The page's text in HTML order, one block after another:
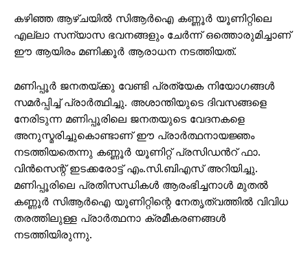
കഴിഞ്ഞ ആഴ്ചയിൽ സിആര്‍ഐ കണ്ണൂർ യൂണിറ്റിലെ
എല്ലാ സന്യാസ ഭവനങ്ങളും ചേർന്ന് ഒത്തൊരുമിച്ചാണ്
ഈ ആയിരം മണിക്കൂർ ആരാധന നടത്തിയത്.
മണിപ്പൂർ ജനതയ്ക്കു വേണ്ടി പ്രത്യേക നിയോഗങ്ങൾ
സമർപ്പിച്ച് പ്രാർത്ഥിച്ചു. അശാന്തിയുടെ ദിവസങ്ങളെ
നേരിടുന്ന മണിപ്പൂരിലെ ജനതയുടെ വേദനകളെ
അനുസ്മരിച്ചുകൊണ്ടാണ് ഈ പ്രാർത്ഥനായജ്ഞം
നടത്തിയതെന്നു കണ്ണൂർ യൂണിറ്റ് പ്രസിഡന്‍റ് ഫാ.
വിൻസെന്റ് ഇടക്കരോട്ട് എം.സി.ബിഎസ് അറിയിച്ചു.
മണിപ്പൂരിലെ പ്രതിസന്ധികൾ ആരംഭിച്ചനാൾ മുതൽ
കണ്ണൂർ സിആർഐ യൂണിറ്റിന്റെ നേതൃത്വത്തിൽ വിവിധ
തരത്തിലുള്ള പ്രാർത്ഥനാ ക്രമീകരണങ്ങൾ
നടത്തിയിരുന്നു.